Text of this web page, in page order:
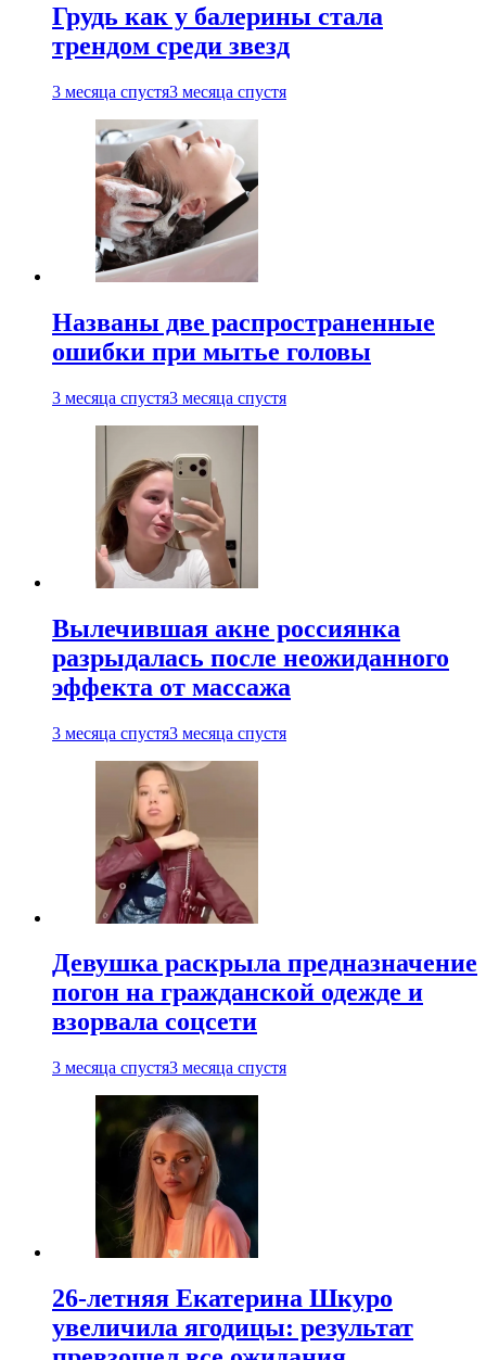
Грудь как у балерины стала
трендом среди звезд
3 месяца спустя3 месяца спустя
Названы две распространенные
ошибки при мытье головы
3 месяца спустя3 месяца спустя
Вылечившая акне россиянка
разрыдалась после неожиданного
эффекта от массажа
3 месяца спустя3 месяца спустя
Девушка раскрыла предназначение
погон на гражданской одежде и
взорвала соцсети
3 месяца спустя3 месяца спустя
26-летняя Екатерина Шкуро
увеличила ягодицы: результат